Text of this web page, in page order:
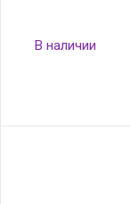
В наличии